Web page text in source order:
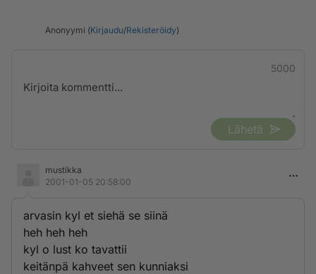
Anonyymi (Kirjaudu/Rekisteröidy)
5000
Lähetä
mustikka
2001-01-05 20:58:00
arvasin kyl et siehä se siinä
heh heh heh
kyl o lust ko tavattii
keitänpä kahveet sen kunniaksi